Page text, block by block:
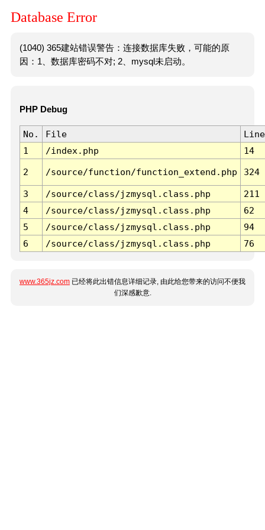
Database Error
(1040) 365建站错误警告：连接数据库失败，可能的原
因：1、数据库密码不对; 2、mysql未启动。
PHP Debug
No. File
Line
1
/index.php 14
2 /source/function/function_extend.php 324
3 /source/class/jzmysql.class.php
211
4
/source/class/jzmysql.class.php
62
5
/source/class/jzmysql.class.php
94
6
/source/class/jzmysql.class.php 76
www.365jz.com 已经将此出错信息详细记录, 由此给您带来的访问不便我
们深感歉意.